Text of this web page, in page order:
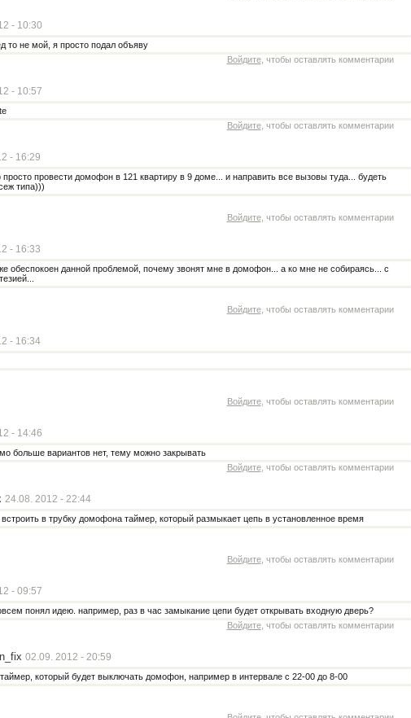
- 10:30
то не мой, я просто подал объяву
Войдите, чтобы оставлять комментарии
- 10:57
Войдите, чтобы оставлять комментарии
- 16:29
просто провести домофон в 121 квартиру в 9 доме... и направить все вызовы туда... будеть
типа)))
Войдите, чтобы оставлять комментарии
- 16:33
обеспокоен данной проблемой, почему звонят мне в домофон... а ко мне не собираясь... с
Войдите, чтобы оставлять комментарии
- 16:34
Войдите, чтобы оставлять комментарии
- 14:46
больше вариантов нет, тему можно закрывать
Войдите, чтобы оставлять комментарии
24.08. 2012 - 22:44
встроить в трубку домофона таймер, который размыкает цепь в установленное время
Войдите, чтобы оставлять комментарии
- 09:57
понял идею. например, раз в час замыкание цепи будет открывать входную дверь?
Войдите, чтобы оставлять комментарии
02.09. 2012 - 20:59
таймер, который будет выключать домофон, например в интервале с 22-00 до 8-00